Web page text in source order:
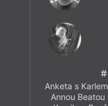
Anketa s
Annou